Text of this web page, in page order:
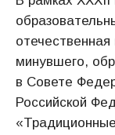
отечественная
минувшего,
в Совете
Российской